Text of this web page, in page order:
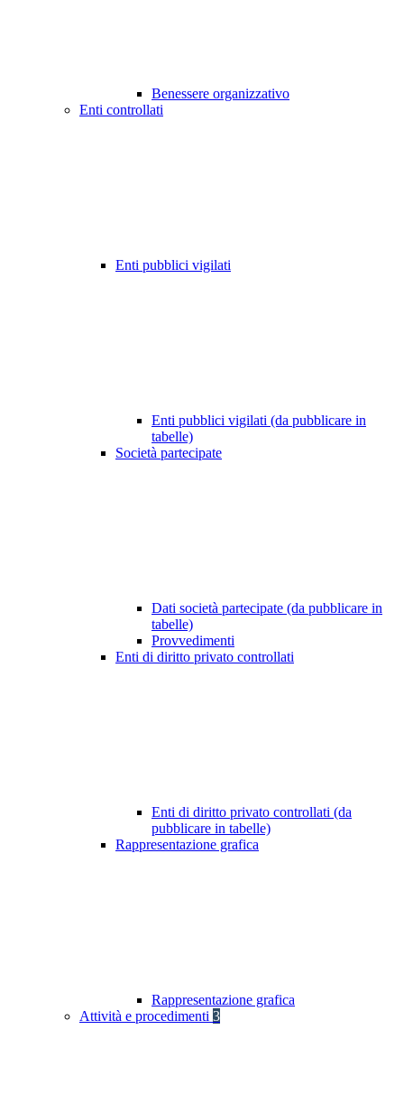
Benessere organizzativo
Enti controllati
Enti pubblici vigilati
Enti pubblici vigilati (da pubblicare in
tabelle)
Società partecipate
Dati società partecipate (da pubblicare in
tabelle)
Provvedimenti
Enti di diritto privato controllati
Enti di diritto privato controllati (da
pubblicare in tabelle)
Rappresentazione grafica
Rappresentazione grafica
Attività e procedimenti 3